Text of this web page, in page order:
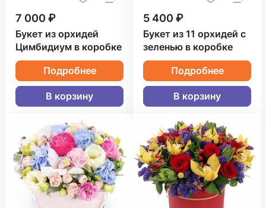
7 000 ₽
Букет из орхидей
Цимбидиум в коробке
Подробнее
В корзину
5 400 ₽
Букет из 11 орхидей с
зеленью в коробке
Подробнее
В корзину